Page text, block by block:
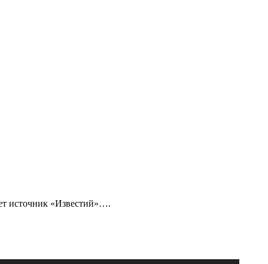
источник «Известий»….